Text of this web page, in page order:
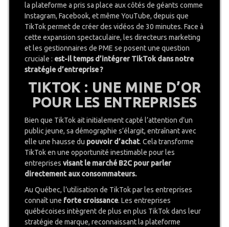
la plateforme a pris sa place aux côtés de géants comme
Instagram, Facebook, et même YouTube, depuis que
TikTok permet de créer des vidéos de 30 minutes. Face à
cette expansion spectaculaire, les directeurs marketing
et les gestionnaires de PME se posent une question
cruciale : est-il temps d’intégrer TikTok dans notre
stratégie d’entreprise ?
TIKTOK : UNE MINE D’OR
POUR LES ENTREPRISES
Bien que TikTok ait initialement capté l’attention d’un
public jeune, sa démographie s’élargit, entraînant avec
elle une hausse du pouvoir d’achat. Cela transforme
TikTok en une opportunité inestimable pour les
entreprises visant le marché B2C pour parler
directement aux consommateurs.
Au Québec, l’utilisation de TikTok par les entreprises
connaît une forte croissance. Les entreprises
québécoises intègrent de plus en plus TikTok dans leur
stratégie de marque, reconnaissant la plateforme